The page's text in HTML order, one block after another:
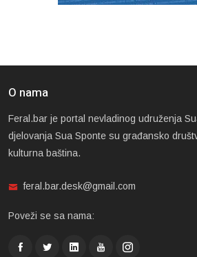
O nama
Feral.bar je portal nevladinog udruženja
djelovanja Sua Sponte su građansko
kulturna baština.
feral.bar.desk@gmail.com
Poveži se sa nama: